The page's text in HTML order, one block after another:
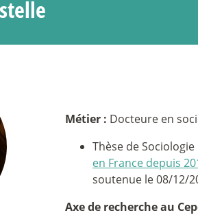
Métier : Docteure en
Thèse de
en France depuis
soutenue le 08/12/
Axe de recherche au